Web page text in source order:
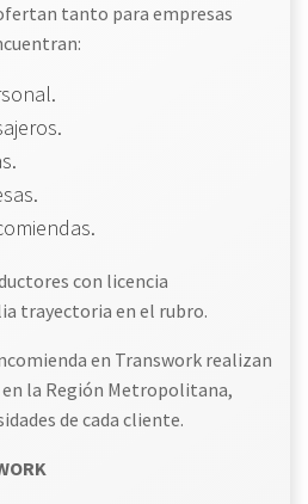
tanto para empresas
con licencia
trayectoria en el rubro.
en Transwork realizan
la Región Metropolitana,
de cada cliente.